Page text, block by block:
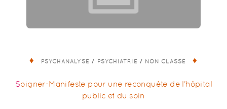
PSYCHANALYSE / PSYCHIATRIE / NON CLASSÉ
Soigner-Manifeste pour une reconquête de l’hôpital
public et du soin